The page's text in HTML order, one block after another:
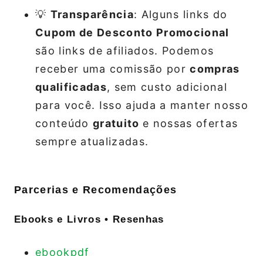
💡 Transparência: Alguns links do
Cupom de Desconto Promocional
são links de afiliados. Podemos
receber uma comissão porcompras
qualificadas, sem custo adicional
para você. Isso ajuda a manter nosso
conteúdo gratuito e nossas ofertas
sempre atualizadas.
Parcerias e Recomendações
Ebooks e Livros • Resenhas
ebookpdf